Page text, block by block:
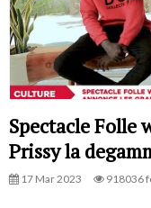
Spectacle Folle
Prissy la
17 Mar 2023 918036